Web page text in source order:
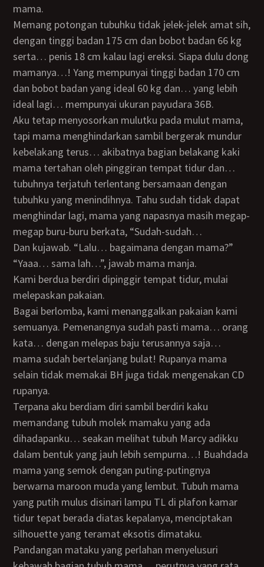
mama.
Memang potongan tubuhku tidak jelek-jelek amat sih,
dengan tinggi badan 175 cm dan bobot badan 66 kg
serta… penis 18 cm kalau lagi ereksi. Siapa dulu dong
mamanya…! Yang mempunyai tinggi badan 170 cm
dan bobot badan yang ideal 60 kg dan… yang lebih
ideal lagi… mempunyai ukuran payudara 36B.
Aku tetap menyosorkan mulutku pada mulut mama,
tapi mama menghindarkan sambil bergerak mundur
kebelakang terus… akibatnya bagian belakang kaki
mama tertahan oleh pinggiran tempat tidur dan…
tubuhnya terjatuh terlentang bersamaan dengan
tubuhku yang menindihnya. Tahu sudah tidak dapat
menghindar lagi, mama yang napasnya masih megap-
megap buru-buru berkata, “Sudah-sudah…
Dan kujawab. “Lalu… bagaimana dengan mama?”
“Yaaa… sama lah…”, jawab mama manja.
Kami berdua berdiri dipinggir tempat tidur, mulai
melepaskan pakaian.
Bagai berlomba, kami menanggalkan pakaian kami
semuanya. Pemenangnya sudah pasti mama… orang
kata… dengan melepas baju terusannya saja…
mama sudah bertelanjang bulat! Rupanya mama
selain tidak memakai BH juga tidak mengenakan CD
rupanya.
Terpana aku berdiam diri sambil berdiri kaku
memandang tubuh molek mamaku yang ada
dihadapanku… seakan melihat tubuh Marcy adikku
dalam bentuk yang jauh lebih sempurna…! Buahdada
mama yang semok dengan puting-putingnya
berwarna maroon muda yang lembut. Tubuh mama
yang putih mulus disinari lampu TL di plafon kamar
tidur tepat berada diatas kepalanya, menciptakan
silhouette yang teramat eksotis dimataku.
Pandangan mataku yang perlahan menyelusuri